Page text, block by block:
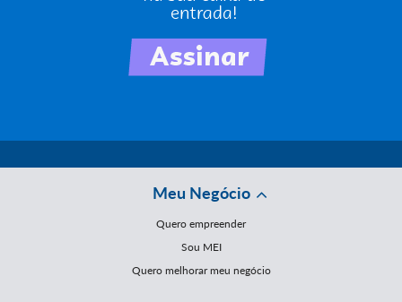
Meu Negócio
Quero empreender
Sou MEI
Quero melhorar meu negócio